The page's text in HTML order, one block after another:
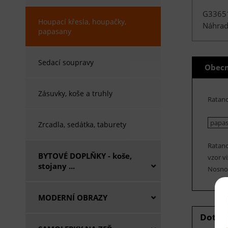
Houpací křesla, houpačky,
papasany
Sedací soupravy
Zásuvky, koše a truhly
Zrcadla, sedátka, taburety
BYTOVÉ DOPLŇKY - koše,
stojany ...
MODERNÍ OBRAZY
vzor